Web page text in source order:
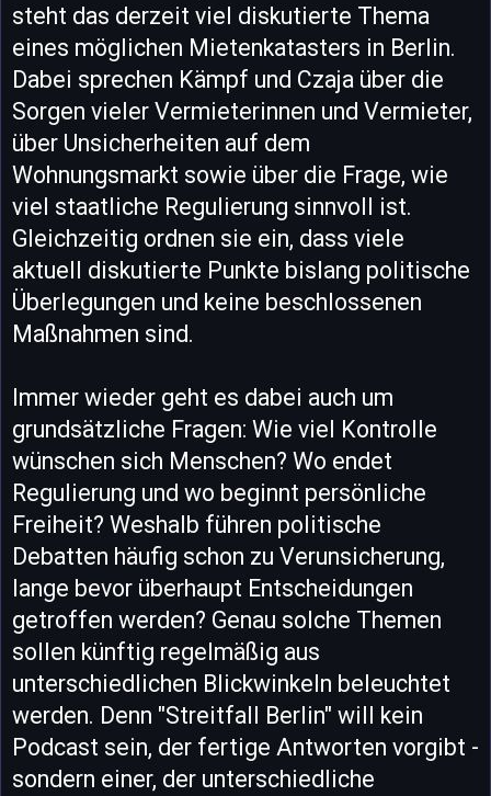
steht das derzeit viel diskutierte Thema
eines möglichen Mietenkatasters in Berlin.
Dabei sprechen Kämpf und Czaja über die
Sorgen vieler Vermieterinnen und Vermieter,
über Unsicherheiten auf dem
Wohnungsmarkt sowie über die Frage, wie
viel staatliche Regulierung sinnvoll ist.
Gleichzeitig ordnen sie ein, dass viele
aktuell diskutierte Punkte bislang politische
Überlegungen und keine beschlossenen
Maßnahmen sind.
Immer wieder geht es dabei auch um
grundsätzliche Fragen: Wie viel Kontrolle
wünschen sich Menschen? Wo endet
Regulierung und wo beginnt persönliche
Freiheit? Weshalb führen politische
Debatten häufig schon zu Verunsicherung,
lange bevor überhaupt Entscheidungen
getroffen werden? Genau solche Themen
sollen künftig regelmäßig aus
unterschiedlichen Blickwinkeln beleuchtet
werden. Denn "Streitfall Berlin" will kein
Podcast sein, der fertige Antworten vorgibt -
sondern einer, der unterschiedliche